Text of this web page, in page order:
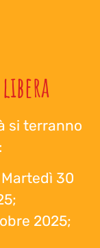
si terranno
Martedì 30
2025;